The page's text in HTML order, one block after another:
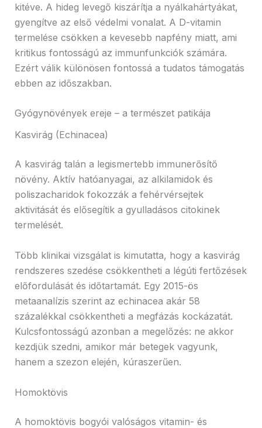
kitéve. A hideg levegő kiszárítja a nyálkahártyákat,
gyengítve az első védelmi vonalat. A D-vitamin
termelése csökken a kevesebb napfény miatt, ami
kritikus fontosságú az immunfunkciók számára.
Ezért válik különösen fontossá a tudatos támogatás
ebben az időszakban.
Gyógynövények ereje – a természet patikája
Kasvirág (Echinacea)
A kasvirág talán a legismertebb immunerősítő
növény. Aktív hatóanyagai, az alkilamidok és
poliszacharidok fokozzák a fehérvérsejtek
aktivitását és elősegítik a gyulladásos citokinek
termelését.
Több klinikai vizsgálat is kimutatta, hogy a kasvirág
rendszeres szedése csökkentheti a légúti fertőzések
előfordulását és időtartamát. Egy 2015-ös
metaanalízis szerint az echinacea akár 58
százalékkal csökkentheti a megfázás kockázatát.
Kulcsfontosságú azonban a megelőzés: ne akkor
kezdjük szedni, amikor már betegek vagyunk,
hanem a szezon elején, kúraszerűen.
Homoktövis
A homoktövis bogyói valóságos vitamin- és